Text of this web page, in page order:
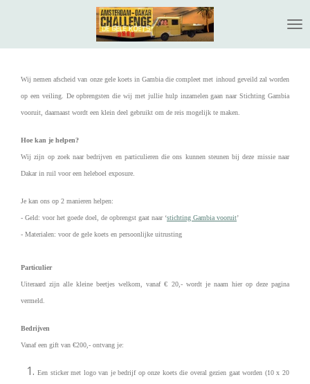
naar
hoofdinhoud
Wij nemen afscheid van onze gele koets in Gambia die compleet met inhoud geveild zal worden
op een veiling. De opbrengsten die wij met jullie hulp inzamelen gaan naar Stichting Gambia
vooruit, daarnaast wordt een klein deel gebruikt om de reis mogelijk te maken.
Hoe kan je helpen?
Wij zijn op zoek naar bedrijven en particulieren die ons kunnen steunen bij deze missie naar
Dakar in ruil voor een heleboel exposure.
Je kan ons op 2 manieren helpen:
- Geld: voor het goede doel, de opbrengst gaat naar ‘stichting Gambia vooruit’
- Materialen: voor de gele koets en persoonlijke uitrusting
Particulier
Uiteraard zijn alle kleine beetjes welkom, vanaf € 20,- wordt je naam hier op deze pagina
vermeld.
Bedrijven
Vanaf een gift van €200,- ontvang je:
Een sticker met logo van je bedrijf op onze koets die overal gezien gaat worden (10 x 20